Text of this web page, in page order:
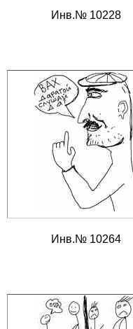
Инв.№ 10228
Инв.№ 10264